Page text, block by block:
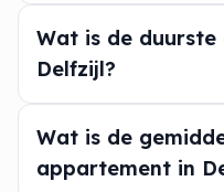
Wat is de
Delfzijl?
Wat is de
appartement in